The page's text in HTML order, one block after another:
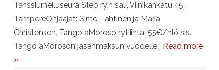
Tanssiurheiluseura Step ry:n sali, Viinikankatu 45,
TampereOhjaajat: Simo Lahtinen ja Maria
Christensen, Tango aMoroso ryHinta: 55€/hlö sis.
Tango aMoroson jäsenmaksun vuodelle… Read more
»